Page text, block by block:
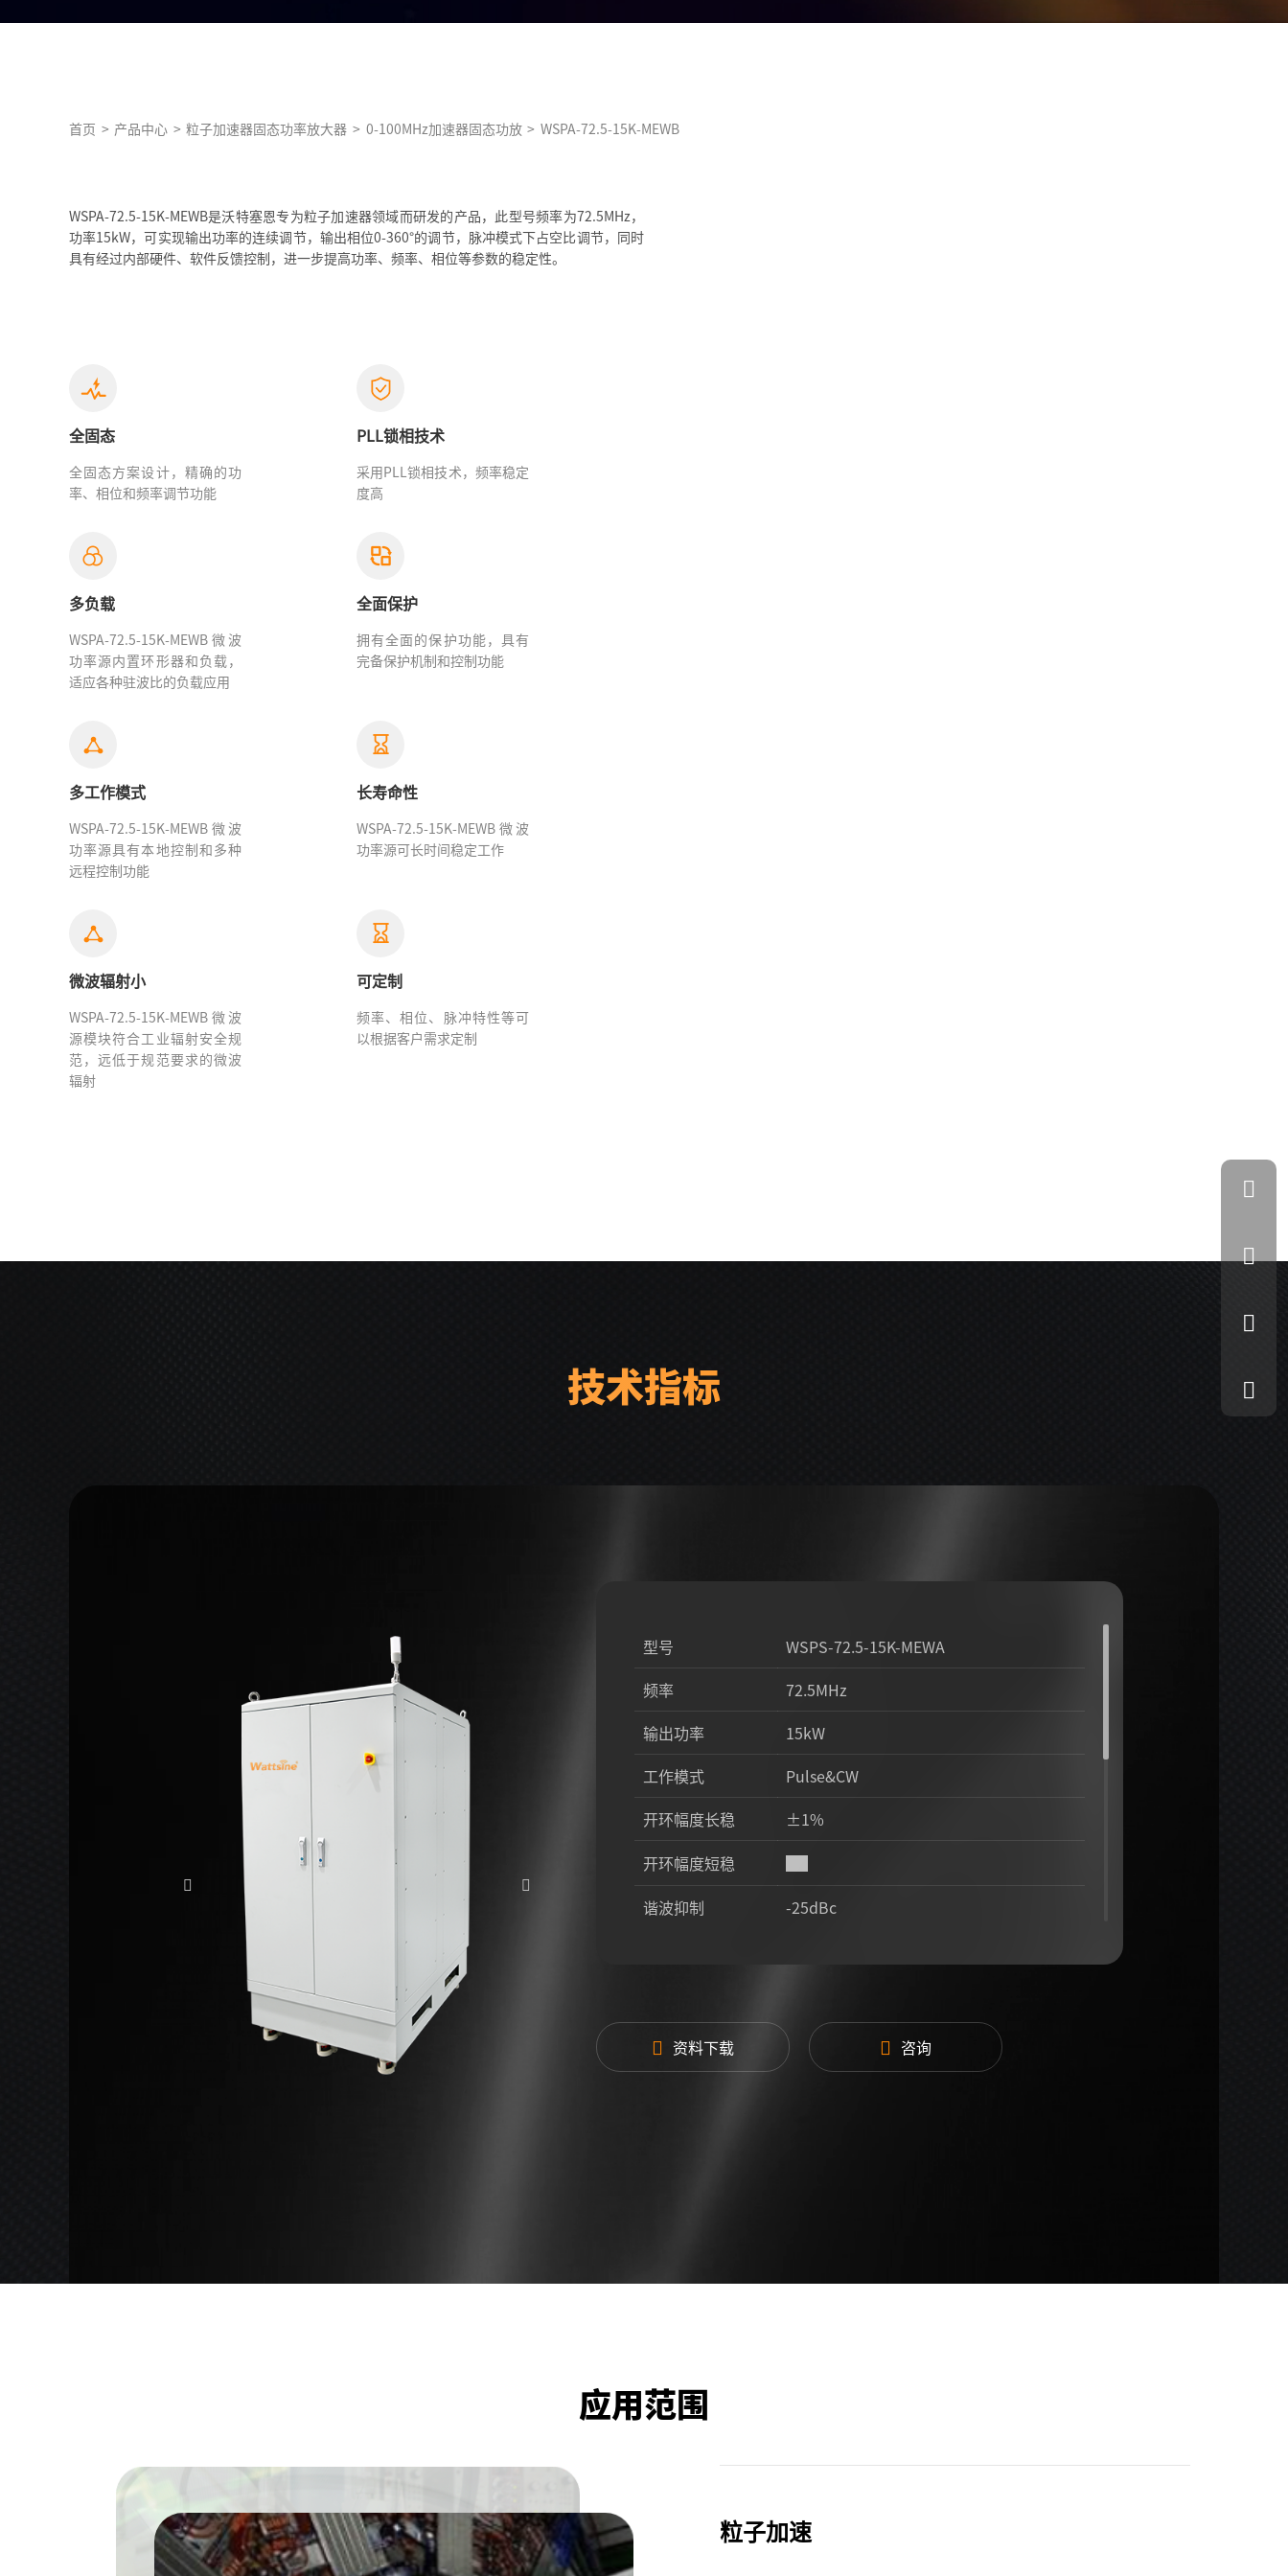
首页 > 产品中心 > 粒子加速器固态功率放大器 > 0-100MHz加速器固态功放 > WSPA-72.5-15K-MEWB
WSPA-72.5-15K-MEWB是沃特塞恩专为粒子加速器领域而研发的产品，此型号频率为72.5MHz，
功率15kW，可实现输出功率的连续调节，输出相位0-360°的调节，脉冲模式下占空比调节，同时
具有经过内部硬件、软件反馈控制，进一步提高功率、频率、相位等参数的稳定性。
全固态
全固态方案设计，精确的功
率、相位和频率调节功能
PLL锁相技术
采用PLL锁相技术，频率稳定
度高
多负载
WSPA-72.5-15K-MEWB微波
功率源内置环形器和负载，
适应各种驻波比的负载应用
全面保护
拥有全面的保护功能，具有
完备保护机制和控制功能
多工作模式
WSPA-72.5-15K-MEWB微波
功率源具有本地控制和多种
远程控制功能
长寿命性
WSPA-72.5-15K-MEWB微波
功率源可长时间稳定工作
微波辐射小
WSPA-72.5-15K-MEWB微波
源模块符合工业辐射安全规
范，远低于规范要求的微波
辐射
可定制
频率、相位、脉冲特性等可
以根据客户需求定制
技术指标
型号
WSPS-72.5-15K-MEWA
频率
72.5MHz
输出功率
15kW
工作模式
Pulse&CW
开环幅度长稳
±1%
开环幅度短稳
谐波抑制
-25dBc
脉冲占空比
1-100%
整机效率
资料下载 咨询
应用范围
粒子加速